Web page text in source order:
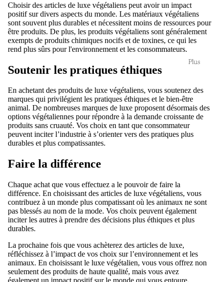
Plus
Choisir des articles de luxe végétaliens peut avoir un impact
positif sur divers aspects du monde. Les matériaux végétaliens
sont souvent plus durables et nécessitent moins de ressources pour
être produits. De plus, les produits végétaliens sont généralement
exempts de produits chimiques nocifs et de toxines, ce qui les
rend plus sûrs pour l'environnement et les consommateurs.
Soutenir les pratiques éthiques
En achetant des produits de luxe végétaliens, vous soutenez des
marques qui privilégient les pratiques éthiques et le bien-être
animal. De nombreuses marques de luxe proposent désormais des
options végétaliennes pour répondre à la demande croissante de
produits sans cruauté. Vos choix en tant que consommateur
peuvent inciter l’industrie à s’orienter vers des pratiques plus
durables et plus compatissantes.
Faire la différence
Chaque achat que vous effectuez a le pouvoir de faire la
différence. En choisissant des articles de luxe végétaliens, vous
contribuez à un monde plus compatissant où les animaux ne sont
pas blessés au nom de la mode. Vos choix peuvent également
inciter les autres à prendre des décisions plus éthiques et plus
durables.
La prochaine fois que vous achèterez des articles de luxe,
réfléchissez à l’impact de vos choix sur l’environnement et les
animaux. En choisissant le luxe végétalien, vous vous offrez non
seulement des produits de haute qualité, mais vous avez